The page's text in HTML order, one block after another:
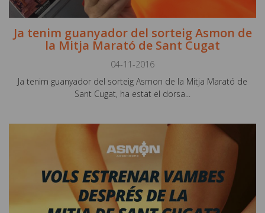
Ja tenim guanyador del sorteig Asmon de
la Mitja Marató de Sant Cugat
04-11-2016
Ja tenim guanyador del sorteig Asmon de la Mitja Marató de
Sant Cugat, ha estat el dorsa...